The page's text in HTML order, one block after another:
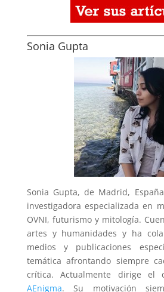
Sonia Gupta
Sonia Gupta, de Madrid,
investigadora especializada en
OVNI, futurismo y mitología.
artes y humanidades y ha
medios y publicaciones
temática afrontando siempre
crítica. Actualmente dirige el
AEnigma. Su motivación